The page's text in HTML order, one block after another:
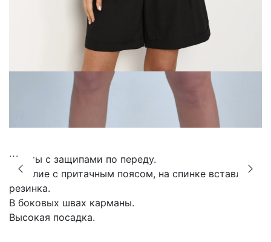
Шорты с защипами по переду.
Изделие с притачным поясом, на спинке вставлена
резинка.
В боковых швах карманы.
Высокая посадка.